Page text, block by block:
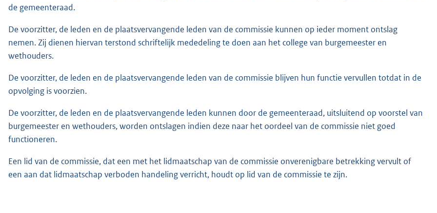
de gemeenteraad.
De voorzitter, de leden en de plaatsvervangende leden van de commissie kunnen op ieder moment ontslag
nemen. Zij dienen hiervan terstond schriftelijk mededeling te doen aan het college van burgemeester en
wethouders.
De voorzitter, de leden en de plaatsvervangende leden van de commissie blijven hun functie vervullen totdat in de
opvolging is voorzien.
De voorzitter, de leden en de plaatsvervangende leden kunnen door de gemeenteraad, uitsluitend op voorstel van
burgemeester en wethouders, worden ontslagen indien deze naar het oordeel van de commissie niet goed
functioneren.
Een lid van de commissie, dat een met het lidmaatschap van de commissie onverenigbare betrekking vervult of
een aan dat lidmaatschap verboden handeling verricht, houdt op lid van de commissie te zijn.